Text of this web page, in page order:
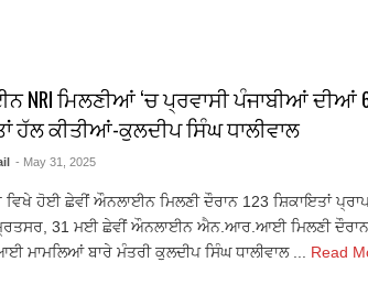
NRI ਮਿਲਣੀਆਂ ‘ਚ ਪ੍ਰਵਾਸੀ ਪੰਜਾਬੀਆਂ ਦੀਆਂ
ਹੱਲ ਕੀਤੀਆਂ-ਕੁਲਦੀਪ ਸਿੰਘ ਧਾਲੀਵਾਲ
- May 31, 2025
ਹੋਈ ਛੇਵੀਂ ਔਨਲਾਈਨ ਮਿਲਣੀ ਦੌਰਾਨ 123 ਸ਼ਿਕਾਇਤਾਂ
31 ਮਈ ਛੇਵੀਂ ਔਨਲਾਈਨ ਐਨ.ਆਰ.ਆਈ ਮਿਲਣੀ ਦੌਰਾਨ
ਬਾਰੇ ਮੰਤਰੀ ਕੁਲਦੀਪ ਸਿੰਘ ਧਾਲੀਵਾਲ ...
Read